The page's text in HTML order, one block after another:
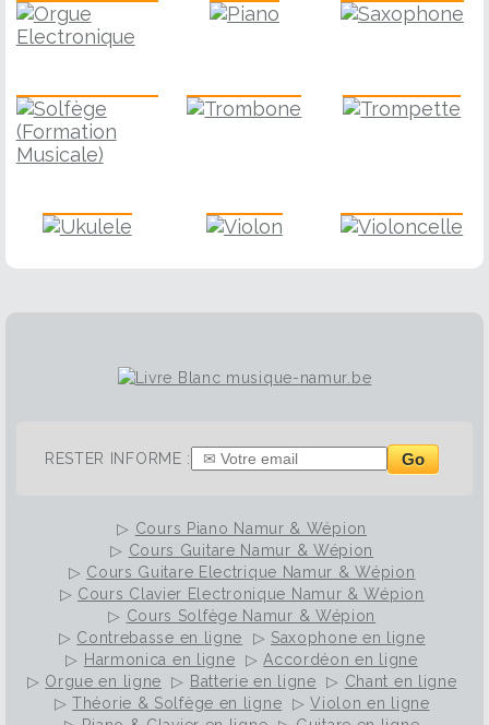
RESTER INFORME : Go
▷ Cours Piano Namur & Wépion
▷ Cours Guitare Namur & Wépion
▷ Cours Guitare Electrique Namur & Wépion
▷ Cours Clavier Electronique Namur & Wépion
▷ Cours Solfège Namur & Wépion
▷ Contrebasse en ligne ▷ Saxophone en ligne
▷ Harmonica en ligne ▷Accordéon en ligne
▷ Orgue en ligne ▷ Batterie en ligne ▷ Chant en ligne
▷Théorie & Solfège en ligne ▷Violon en ligne